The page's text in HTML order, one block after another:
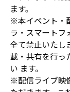
ます。
※本イベント・
ラ・スマートフ
全て禁止いたし
載・共有を行っ
い ます。
※配信ライブ映